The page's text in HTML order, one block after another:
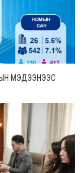
МЭДЭЭНЭЭС